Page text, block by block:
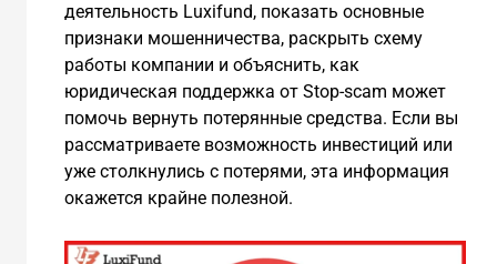
деятельность Luxifund, показать основные
признаки мошенничества, раскрыть схему
работы компании и объяснить, как
юридическая поддержка от Stop-scam может
помочь вернуть потерянные средства. Если вы
рассматриваете возможность инвестиций или
уже столкнулись с потерями, эта информация
окажется крайне полезной.